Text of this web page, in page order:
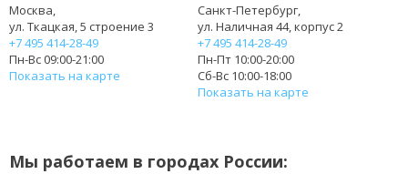
Москва,
ул. Ткацкая, 5 строение 3
+7 495 414-28-49
Пн-Вс 09:00-21:00
Показать на карте
Санкт-Петербург,
ул. Наличная 44, корпус 2
+7 495 414-28-49
Пн-Пт 10:00-20:00
Сб-Вс 10:00-18:00
Показать на карте
Мы работаем в городах России: